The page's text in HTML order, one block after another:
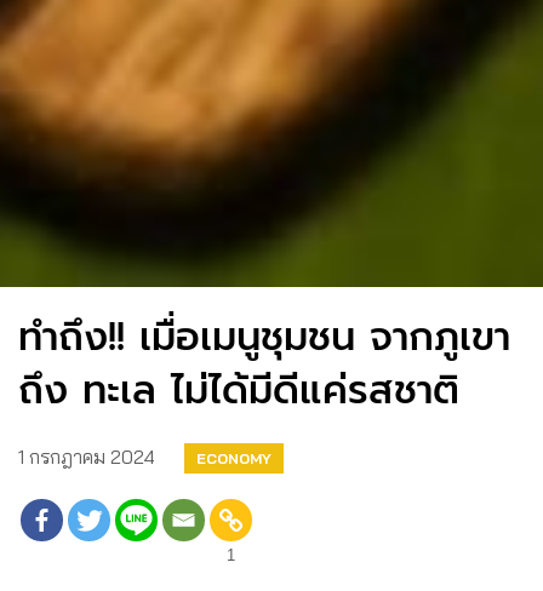
ทำถึง!! เมื่อเมนูชุมชน จากภูเขา
ถึง ทะเล ไม่ได้มีดีแค่รสชาติ
1 กรกฎาคม 2024 ECONOMY
1